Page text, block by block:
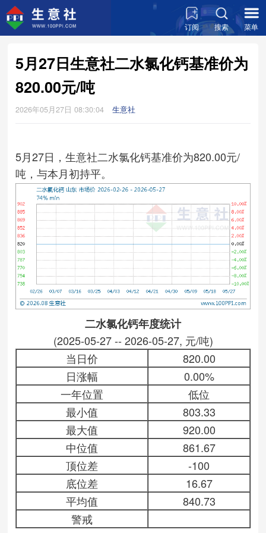
订阅 搜索 菜单
5月27日生意社二水氯化钙基准价为
820.00元/吨
2026年05月27日 08:30:04 生意社
5月27日，生意社二水氯化钙基准价为820.00元/
吨，与本月初持平。
二水氯化钙年度统计
(2025-05-27 -- 2026-05-27, 元/吨)
当日价
820.00
日涨幅
0.00%
一年位置
低位
最小值
803.33
最大值
920.00
中位值
861.67
顶位差
-100
底位差
16.67
平均值
840.73
警戒